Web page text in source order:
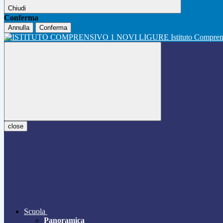
Chiudi
Conferma
Annulla Conferma
Istituto
close
Scuola
Panoramica